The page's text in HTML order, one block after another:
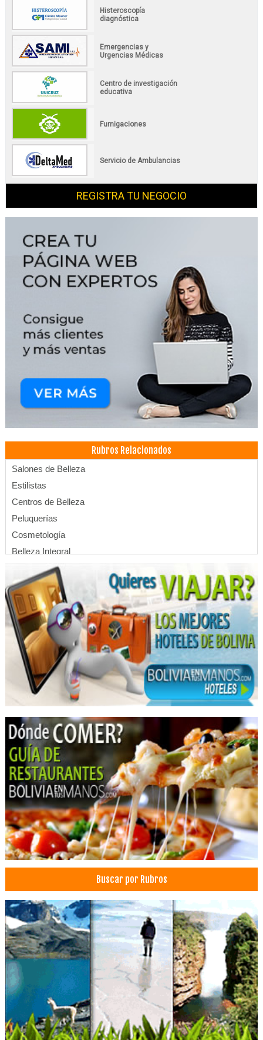
Histeroscopía
diagnóstica
Emergencias y
Urgencias Médicas
Centro de investigación
educativa
Fumigaciones
Servicio de Ambulancias
REGISTRA TU NEGOCIO
Rubros Relacionados
Salones de Belleza
Estilistas
Centros de Belleza
Peluquerías
Cosmetología
Belleza Integral
Pedicuros
Manicura
Pelucas
Peinados
Spa de uñas
Pedicure
Manicure
Diseño de cejas
Aeróbicos
Deportes
Fitness
Alquiler de mobiliario
Eventos
Alquiler de Mesas y Sillas
Cumpleaños
Matrimonios
Decoraciones
Decoración para Eventos
Organizador de eventos sociales
Instalación de Stand
Logística para Eventos
Servicios Empresariales
Profesionales
Asesoramiento Tributario
Asesoría y Consultora Contable
Auditoria Financiera
Buscar por Rubros